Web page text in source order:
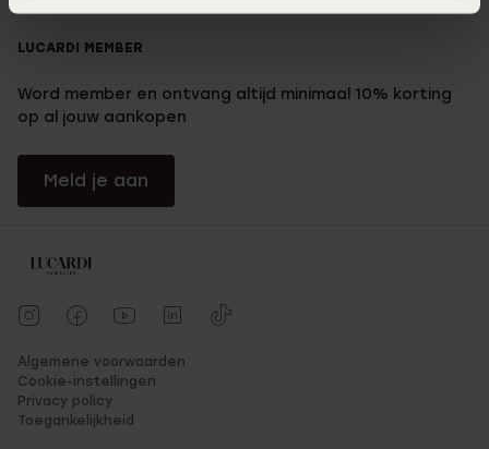
LUCARDI MEMBER
Word member en ontvang altijd minimaal 10% korting
op al jouw aankopen
Meld je aan
Algemene voorwaarden
Cookie-instellingen
Privacy policy
Toegankelijkheid